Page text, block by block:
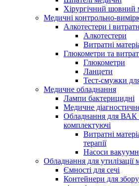
Хірургічний шовний
Медичні контрольно-
Алкотестери і
Алкотестери
Витратні
Глюкометри та
Глюкометри
Ланцети
Тест-смужки
Медичне обладнання
Лампи бактерицидні
Медичне
Обладнання для ВАК
комплектуючі
Витратні
терапії
Насоси
Обладнання для утилізації
Ємності для сечі
Контейнери для